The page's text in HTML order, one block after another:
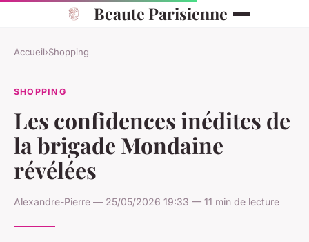
Beaute Parisienne
Accueil›Shopping
SHOPPING
Les confidences inédites de
la brigade Mondaine
révélées
Alexandre-Pierre — 25/05/2026 19:33 — 11 min de lecture